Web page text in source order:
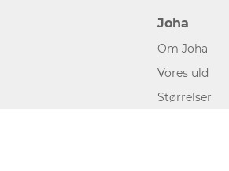
Joha
Om Joha
Vores uld
Størrelser